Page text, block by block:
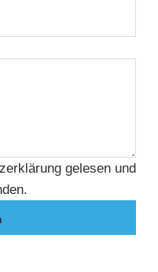
gelesen und